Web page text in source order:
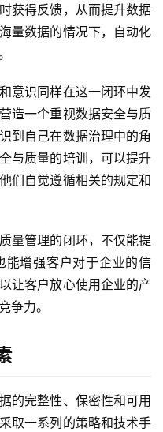
获得反馈，从而提升数据
量数据的情况下，自动化
意识同样在这一闭环中发
造一个重视数据安全与质
到自己在数据治理中的角
与质量的培训，可以提升
们自觉遵循相关的规定和
量管理的闭环，不仅能提
能增强客户对于企业的信
让客户放心使用企业的产
争力。
的完整性、保密性和可用
取一系列的策略和技术手